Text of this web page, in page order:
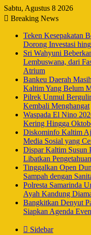
Sabtu, Agustus 8 2026
Breaking News
Teken Kesepakatan
Dorong Investasi
Sri Wahyuni
Lembuswana, dari
Atrium
Bankeu Daerah
Kaltim Yang Belum
Pilrek Unmul
Kembali Menghangat
Waspada El Nino
Kering Hingga
Diskominfo Kaltim
Media Sosial yang
Dispar Kaltim Susun
Libatkan
Tinggalkan Open
Sampah dengan
Polresta Samarinda
Ayah Kandung
Bangkitkan Denyut
Siapkan Agenda
Sidebar